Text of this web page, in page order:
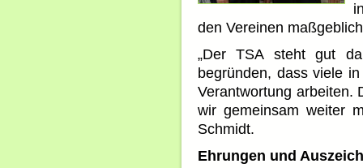
den Vereinen
„Der TSA steht gut
begründen, dass viele
Verantwortung arbeiten.
wir gemeinsam weiter
Schmidt.
Ehrungen und